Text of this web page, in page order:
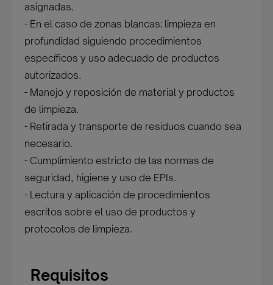
asignadas.
- En el caso de zonas blancas: limpieza en
profundidad siguiendo procedimientos
específicos y uso adecuado de productos
autorizados.
- Manejo y reposición de material y productos
de limpieza.
- Retirada y transporte de residuos cuando sea
necesario.
- Cumplimiento estricto de las normas de
seguridad, higiene y uso de EPIs.
- Lectura y aplicación de procedimientos
escritos sobre el uso de productos y
protocolos de limpieza.
Requisitos